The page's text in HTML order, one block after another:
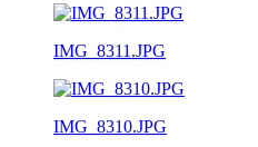
IMG_8311.JPG
IMG_8310.JPG